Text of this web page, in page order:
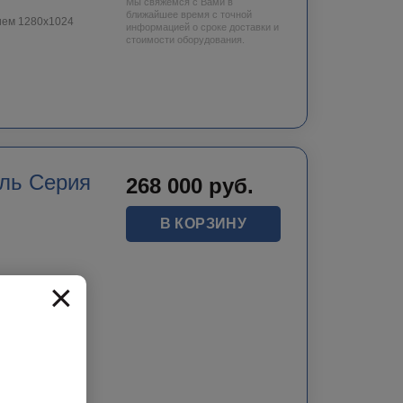
1280х1024
ближайшее время с точной
информацией о сроке доставки и
стоимости оборудования.
Серия
infrared
268 000 руб.
В КОРЗИНУ
×